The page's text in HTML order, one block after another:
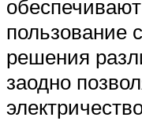
пользование
решения
заодно